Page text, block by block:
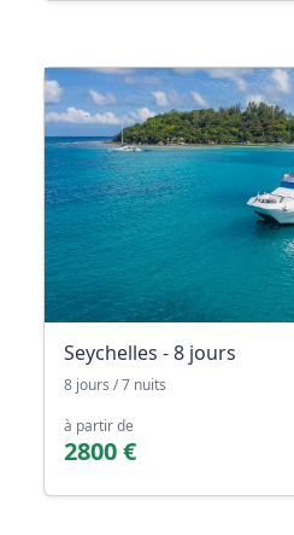
Seychelles - 8 jours
8 jours / 7 nuits
à partir de
2800 €